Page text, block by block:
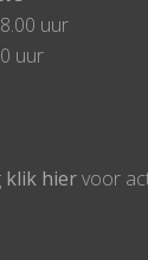
uur
uur
klik hiervoor